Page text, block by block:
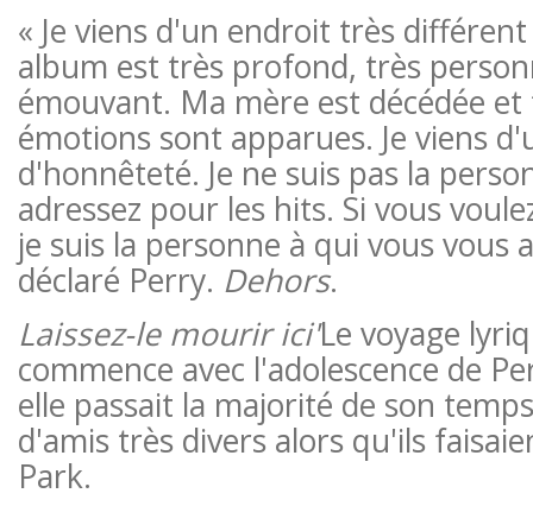
« Je viens d'un endroit très
album est très profond, très
émouvant. Ma mère est décédée et
émotions sont apparues. Je viens
d'honnêteté. Je ne suis pas la
adressez pour les hits. Si vous
je suis la personne à qui vous vous
déclaré Perry. Dehors.
Laissez-le mourir ici'Le voyage
commence avec l'adolescence de
elle passait la majorité de son
d'amis très divers alors qu'ils
Park.